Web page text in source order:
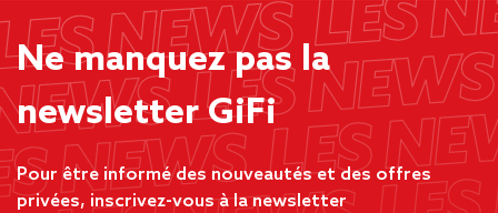
Ne manquez pas la
newsletter GiFi
Pour être informé des nouveautés et des offres
privées, inscrivez-vous à la newsletter